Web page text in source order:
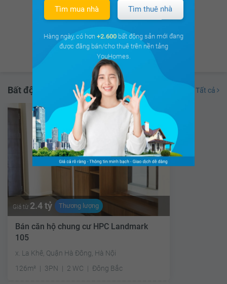
Có hơn8.675 thảo luậncủa Cư dân
Xem ngay
Bất động sản đang bán Tất cả
Giá từ 2.4 tỷ Thương lượng
Bán căn hộ chung cư HPC Landmark
105
x. La Khê, Quận Hà Đông, Hà Nội
126m²
3PN 2 WC Đông Bắc
Tìm mua nhà Tìm thuê nhà
Hàng ngày, có hơn +2.600 bất động sản mới đang
được đăng bán/cho thuê trên nền tảng
YouHomes.